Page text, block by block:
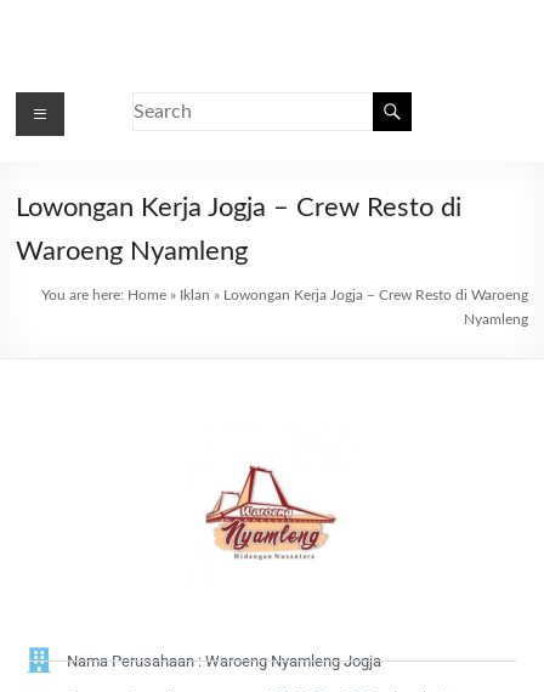
Lowongan Kerja Jogja – Crew Resto di
Waroeng Nyamleng
You are here: Home» Iklan » Lowongan Kerja Jogja – Crew Resto di Waroeng
Nyamleng
Nama Perusahaan : Waroeng Nyamleng Jogja